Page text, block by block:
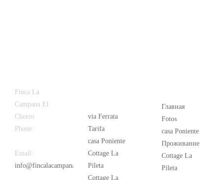
Finca La
Campana El
Chorro
Phone:
Email:
info@fincalacampana.com
via Ferrata
Tarifa
casa Poniente
Cottage La
Pileta
Cottage La
Главная
Fotos
casa Poniente
Проживание
Cottage La
Pileta